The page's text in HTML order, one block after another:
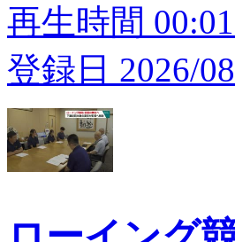
再生時間
登録日 2026/